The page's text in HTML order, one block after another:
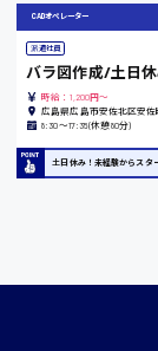
CADオペレーター
派遣社員
バラ図作成/土日
時給：1,200円～
広島県広島市安佐北区安佐
8:30〜17:35(休憩80分)
土日休み！未経験からスタ